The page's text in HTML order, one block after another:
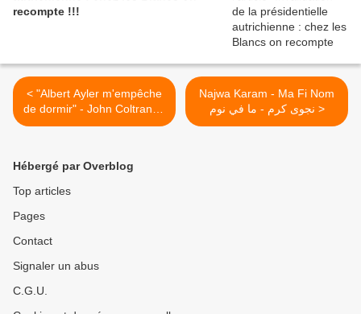
recompte !!!
< "Albert Ayler m'empêche
de dormir" - John Coltrane -
La "Marseillaise"
Najwa Karam - Ma Fi Nom
نجوى كرم - ما في نوم >
Hébergé par Overblog
Top articles
Pages
Contact
Signaler un abus
C.G.U.